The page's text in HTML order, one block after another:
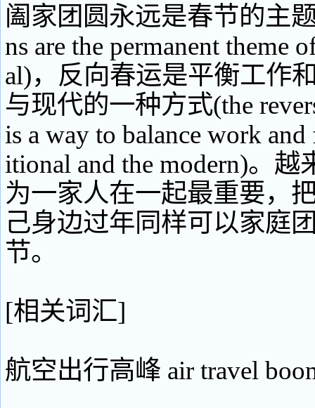
阖家团圆永远是春节的主
ns are the permanent theme
al)，反向春运是平衡工作
与现代的一种方式(the
is a way to balance work
itional and the modern)。
为一家人在一起最重要，
己身边过年同样可以家庭
节。
[相关词汇]
航空出行高峰 air travel